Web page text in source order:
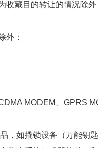
收藏目的转让的情况除外
外；
MODEM、GPRS
，如撬锁设备（万能钥